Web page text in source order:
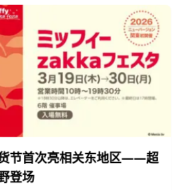
节首次亮相关东地区——超
登场